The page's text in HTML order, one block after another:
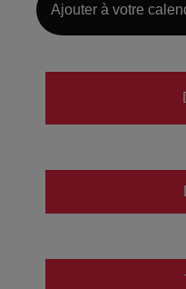
Ajouter à votre